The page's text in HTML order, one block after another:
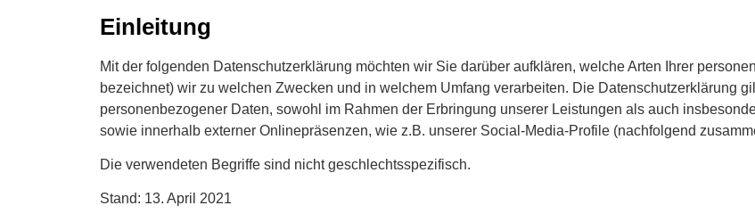
Einleitung
Mit der folgenden Datenschutzerklärung möchten wir Sie darüber aufklären, welche Arten Ihrer
bezeichnet) wir zu welchen Zwecken und in welchem Umfang verarbeiten. Die Datenschutzerklärung
personenbezogener Daten, sowohl im Rahmen der Erbringung unserer Leistungen als auch
sowie innerhalb externer Onlinepräsenzen, wie z.B. unserer Social-Media-Profile (nachfolgend
Die verwendeten Begriffe sind nicht geschlechtsspezifisch.
Stand: 13. April 2021